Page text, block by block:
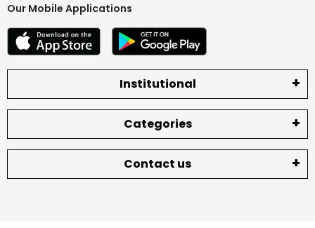
Our Mobile Applications
Institutional
Categories
Contact us